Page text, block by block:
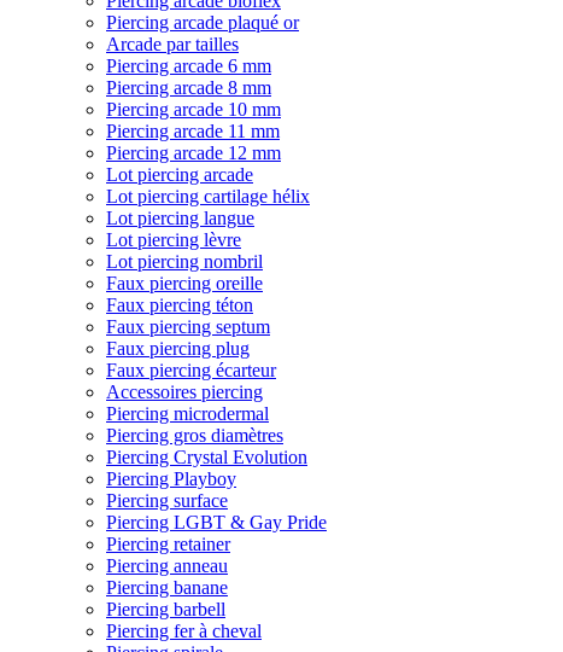
Piercing arcade plaqué or
Arcade par tailles
Piercing arcade 6 mm
Piercing arcade 8 mm
Piercing arcade 10 mm
Piercing arcade 11 mm
Piercing arcade 12 mm
Lot piercing arcade
Lot piercing cartilage hélix
Lot piercing langue
Lot piercing lèvre
Lot piercing nombril
Faux piercing oreille
Faux piercing téton
Faux piercing septum
Faux piercing plug
Faux piercing écarteur
Accessoires piercing
Piercing microdermal
Piercing gros diamètres
Piercing Crystal Evolution
Piercing Playboy
Piercing surface
Piercing LGBT & Gay Pride
Piercing retainer
Piercing anneau
Piercing banane
Piercing barbell
Piercing fer à cheval